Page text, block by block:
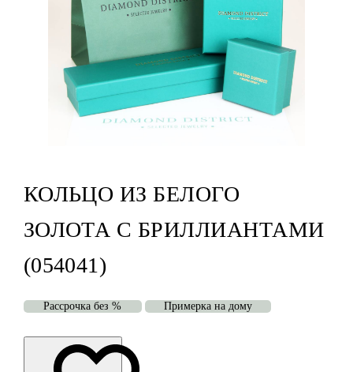
КОЛЬЦО ИЗ БЕЛОГО
ЗОЛОТА С БРИЛЛИАНТАМИ
(054041)
Рассрочка без % Примерка на дому